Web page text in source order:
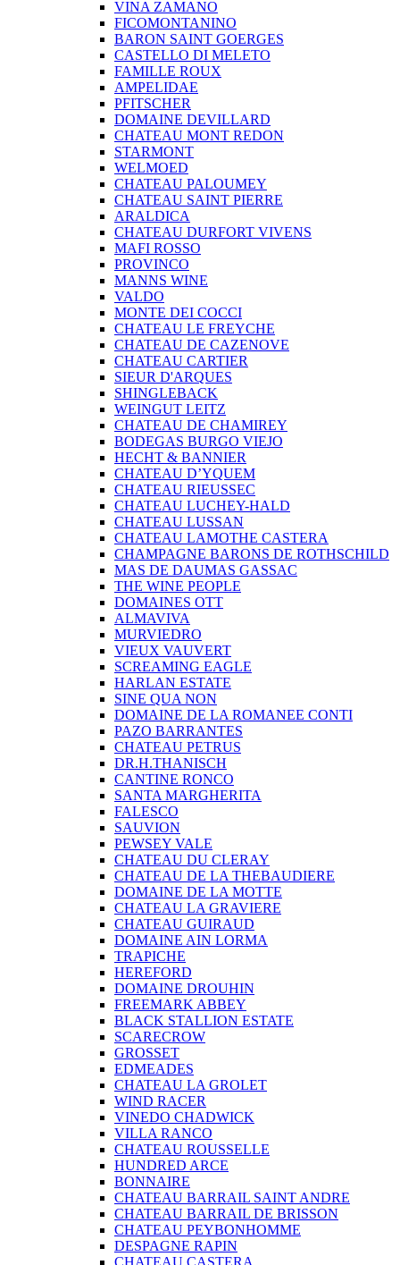
VINA ZAMANO
FICOMONTANINO
BARON SAINT GOERGES
CASTELLO DI MELETO
FAMILLE ROUX
AMPELIDAE
PFITSCHER
DOMAINE DEVILLARD
CHATEAU MONT REDON
STARMONT
WELMOED
CHATEAU PALOUMEY
CHATEAU SAINT PIERRE
ARALDICA
CHATEAU DURFORT VIVENS
MAFI ROSSO
PROVINCO
MANNS WINE
VALDO
MONTE DEI COCCI
CHATEAU LE FREYCHE
CHATEAU DE CAZENOVE
CHATEAU CARTIER
SIEUR D'ARQUES
SHINGLEBACK
WEINGUT LEITZ
CHATEAU DE CHAMIREY
BODEGAS BURGO VIEJO
HECHT & BANNIER
CHATEAU D’YQUEM
CHATEAU RIEUSSEC
CHATEAU LUCHEY-HALD
CHATEAU LUSSAN
CHATEAU LAMOTHE CASTERA
CHAMPAGNE BARONS DE ROTHSCHILD
MAS DE DAUMAS GASSAC
THE WINE PEOPLE
DOMAINES OTT
ALMAVIVA
MURVIEDRO
VIEUX VAUVERT
SCREAMING EAGLE
HARLAN ESTATE
SINE QUA NON
DOMAINE DE LA ROMANEE CONTI
PAZO BARRANTES
CHATEAU PETRUS
DR.H.THANISCH
CANTINE RONCO
SANTA MARGHERITA
FALESCO
SAUVION
PEWSEY VALE
CHATEAU DU CLERAY
CHATEAU DE LA THEBAUDIERE
DOMAINE DE LA MOTTE
CHATEAU LA GRAVIERE
CHATEAU GUIRAUD
DOMAINE AIN LORMA
TRAPICHE
HEREFORD
DOMAINE DROUHIN
FREEMARK ABBEY
BLACK STALLION ESTATE
SCARECROW
GROSSET
EDMEADES
CHATEAU LA GROLET
WIND RACER
VINEDO CHADWICK
VILLA RANCO
CHATEAU ROUSSELLE
HUNDRED ARCE
BONNAIRE
CHATEAU BARRAIL SAINT ANDRE
CHATEAU BARRAIL DE BRISSON
CHATEAU PEYBONHOMME
DESPAGNE RAPIN
CHATEAU CASTERA